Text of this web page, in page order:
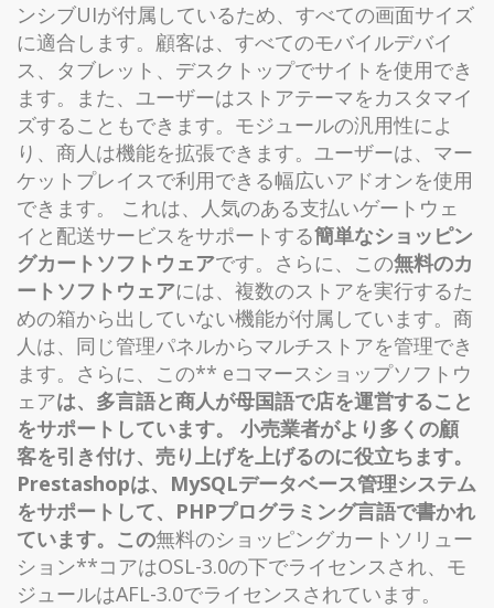
ンシブUIが付属しているため、すべての画面サイズ
に適合します。顧客は、すべてのモバイルデバイ
ス、タブレット、デスクトップでサイトを使用でき
ます。また、ユーザーはストアテーマをカスタマイ
ズすることもできます。モジュールの汎用性によ
り、商人は機能を拡張できます。ユーザーは、マー
ケットプレイスで利用できる幅広いアドオンを使用
できます。 これは、人気のある支払いゲートウェ
イと配送サービスをサポートする簡単なショッピン
グカートソフトウェアです。さらに、この無料のカ
ートソフトウェアには、複数のストアを実行するた
めの箱から出していない機能が付属しています。商
人は、同じ管理パネルからマルチストアを管理でき
ます。さらに、この** eコマースショップソフトウ
ェアは、多言語と商人が母国語で店を運営すること
をサポートしています。 小売業者がより多くの顧
客を引き付け、売り上げを上げるのに役立ちます。
Prestashopは、MySQLデータベース管理システム
をサポートして、PHPプログラミング言語で書かれ
ています。この無料のショッピングカートソリュー
ション**コアはOSL-3.0の下でライセンスされ、モ
ジュールはAFL-3.0でライセンスされています。